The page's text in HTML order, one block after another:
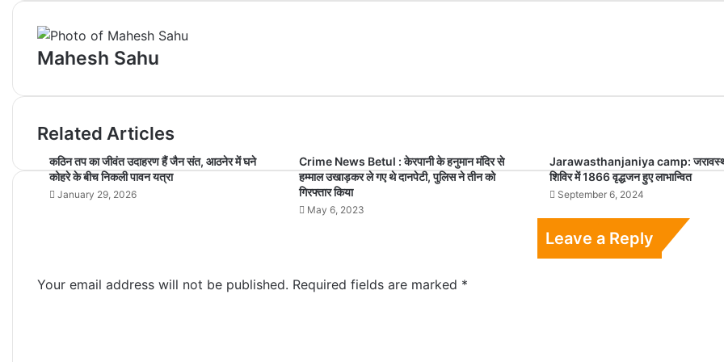
Mahesh Sahu
Related Articles
कठिन तप का जीवंत उदाहरण हैं जैन संत, आठनेर में घने
कोहरे के बीच निकली पावन यत्रा
January 29, 2026
Crime News Betul : केरपानी के हनुमान मंदिर से
हम्माल उखाड़कर ले गए थे दानपेटी, पुलिस ने तीन को
गिरफ्तार किया
May 6, 2023
Jarawasthanjaniya camp:
शिविर में 1866 वृद्धजन हुए लाभान्वित
September 6, 2024
Leave a Reply
Your email address will not be published. Required fields are marked *